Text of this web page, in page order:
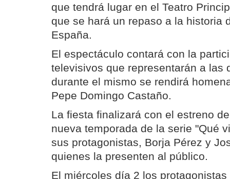
que tendrá lugar en el Teatro
que se hará un repaso a la historia
España.
El espectáculo contará con la
televisivos que representarán a las
durante el mismo se rendirá
Pepe Domingo Castaño.
La fiesta finalizará con el estreno
nueva temporada de la serie "Qué
sus protagonistas, Borja Pérez y
quienes la presenten al público.
El miércoles día 2 los